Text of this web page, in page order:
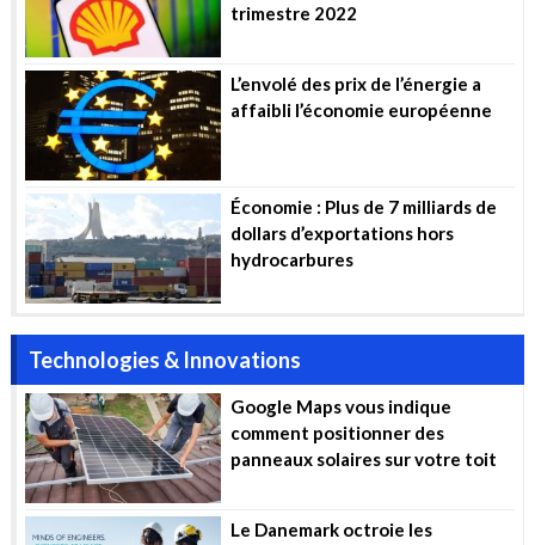
trimestre 2022
L’envolé des prix de l’énergie a
affaibli l’économie européenne
Économie : Plus de 7 milliards de
dollars d’exportations hors
hydrocarbures
Technologies & Innovations
Google Maps vous indique
comment positionner des
panneaux solaires sur votre toit
Le Danemark octroie les